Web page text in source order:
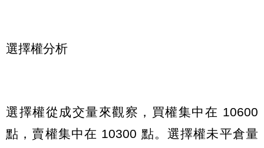
選擇權分析
選擇權從成交量來觀察，買權集中在 10600
點，賣權集中在 10300 點。選擇權未平倉量